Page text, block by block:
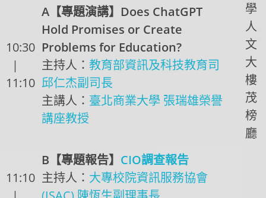
學
人
文
大
樓
茂
榜
廳
10:30
|
11:10
A【專題演講】Does ChatGPT
Hold Promises or Create
Problems for Education?
主持人： 教育部資訊及科技教育司
邱仁杰副司長
主講人： 臺北商業大學 張瑞雄榮譽
講座教授
11:10
B【專題報告】 CIO調查報告
主持人： 大專校院資訊服務協會